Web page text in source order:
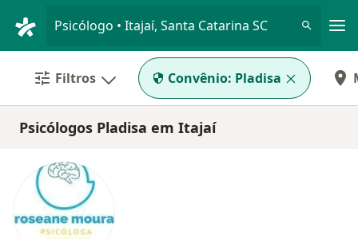
Psicólogo • Itajaí, Santa Catarina SC
Filtros Convênio: Pladisa
Psicólogos Pladisa em Itajaí